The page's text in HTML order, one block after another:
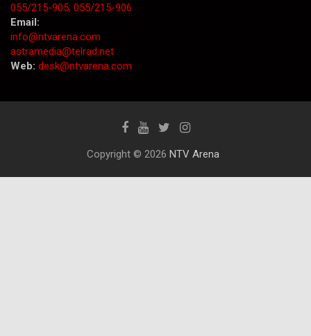
055/215-905; 055/215-906
Email:
info@ntvarena.com
astramedia@telrad.net
Web: desk@ntvarena.com
Copyright © 2026 NTV Arena